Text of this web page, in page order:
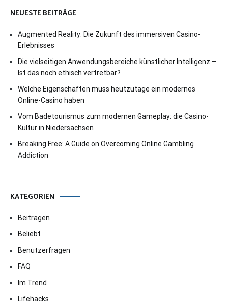
NEUESTE BEITRÄGE
Augmented Reality: Die Zukunft des immersiven Casino-
Erlebnisses
Die vielseitigen Anwendungsbereiche künstlicher Intelligenz –
Ist das noch ethisch vertretbar?
Welche Eigenschaften muss heutzutage ein modernes
Online-Casino haben
Vom Badetourismus zum modernen Gameplay: die Casino-
Kultur in Niedersachsen
Breaking Free: A Guide on Overcoming Online Gambling
Addiction
KATEGORIEN
Beitragen
Beliebt
Benutzerfragen
FAQ
Im Trend
Lifehacks